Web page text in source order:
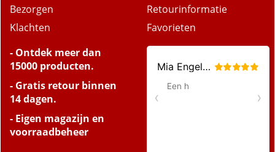
Bezorgen
Klachten
Retourinformatie
Favorieten
- Ontdek meer dan
15000 producten.
- Gratis retour binnen
14 dagen.
- Eigen magazijn en
voorraadbeheer